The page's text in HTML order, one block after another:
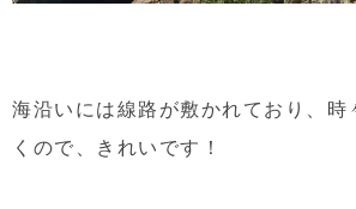
海沿いには線路が敷かれており、時
くので、きれいです！